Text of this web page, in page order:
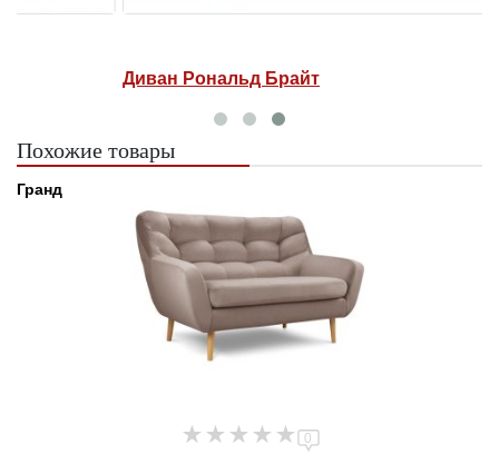
Диван Рональд Брайт
Похожие товары
Гранд
0